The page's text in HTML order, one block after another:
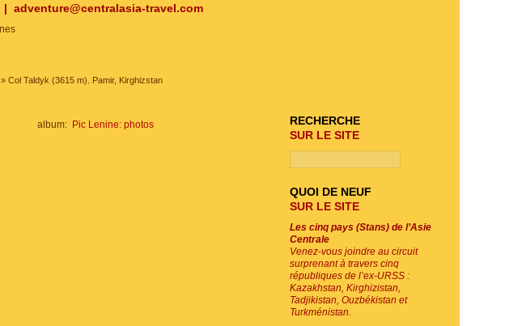
| adventure@centralasia-travel.com
» Col Taldyk (3615 m). Pamir, Kirghizstan
album: Pic Lenine: photos
RECHERCHE
SUR LE SITE
QUOI DE NEUF
SUR LE SITE
Les cinq pays (Stans) de l’Asie
Centrale
Venez-vous joindre au circuit
surprenant à travers cinq
républiques de l’ex-URSS :
Kazakhstan, Kirghizistan,
Tadjikistan, Ouzbékistan et
Turkménistan.